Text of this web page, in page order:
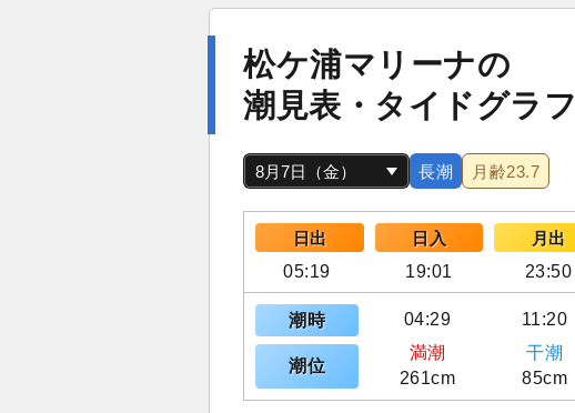
松ケ浦マリーナの
潮見表・タイドグラフ
長潮 月齢23.7
日出 日入 月出
05:19
19:01 23:50
潮時 04:29 11:20
潮位
満潮 干潮
261cm
85cm